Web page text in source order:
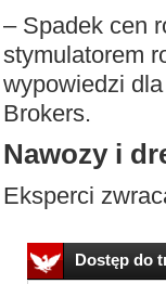
– Spadek cen
stymulatorem
wypowiedzi
Brokers.
Nawozy i
Eksperci
Dostęp do